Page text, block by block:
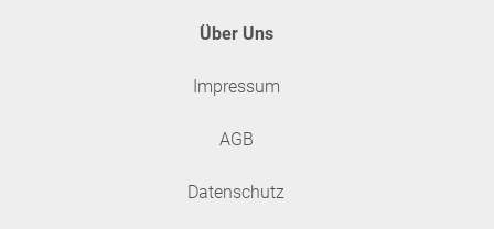
Über Uns
Impressum
AGB
Datenschutz